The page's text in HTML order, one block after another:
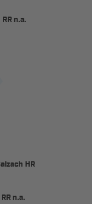
n.a.
HR
n.a.